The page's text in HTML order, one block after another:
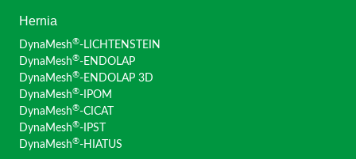
Hernia
DynaMesh®-LICHTENSTEIN
DynaMesh®-ENDOLAP
DynaMesh®-ENDOLAP 3D
DynaMesh®-IPOM
DynaMesh®-CICAT
DynaMesh®-IPST
DynaMesh®-HIATUS